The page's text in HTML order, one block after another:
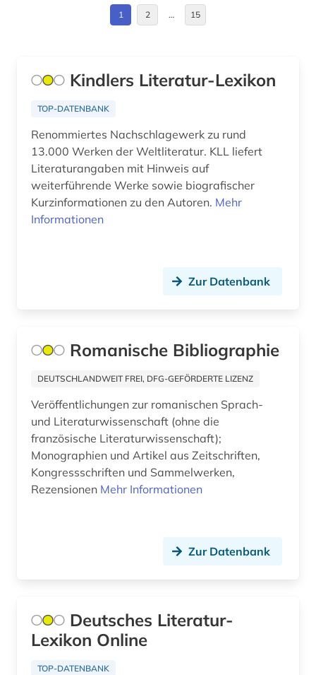
brandenburg (1)
brief (1)
briefe (1)
briefsammlung (1)
buch (4)
buchwissenschaft (1)
bulgaristik (2)
cae systeme (1)
chemie (3)
cristoforo landino (1)
Irland (5)
Island (2)
Israel (5)
Kroatien (2)
Litauen (1)
Luxemburg (1)
Makedonien (1)
Niedersachsen (1)
Nordamerika (1)
1 2 … 15
Kindlers Literatur-Lexikon
TOP-DATENBANK
Renommiertes Nachschlagewerk zu rund
13.000 Werken der Weltliteratur. KLL liefert
Literaturangaben mit Hinweis auf
weiterführende Werke sowie biografischer
Kurzinformationen zu den Autoren. Mehr
Informationen
Zur Datenbank
Romanische Bibliographie
DEUTSCHLANDWEIT FREI, DFG-GEFÖRDERTE LIZENZ
Veröffentlichungen zur romanischen Sprach-
und Literaturwissenschaft (ohne die
französische Literaturwissenschaft);
Monographien und Artikel aus Zeitschriften,
Kongressschriften und Sammelwerken,
Rezensionen Mehr Informationen
Zur Datenbank
Deutsches Literatur-
Lexikon Online
TOP-DATENBANK